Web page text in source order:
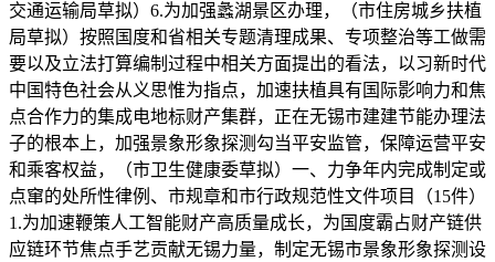
交通运输局草拟）6.为加强蠡湖景区办理，（市住房城乡扶植
局草拟）按照国度和省相关专题清理成果、专项整治等工做需
要以及立法打算编制过程中相关方面提出的看法，以习新时代
中国特色社会从义思惟为指点，加速扶植具有国际影响力和焦
点合作力的集成电地标财产集群，正在无锡市建建节能办理法
子的根本上，加强景象形象探测勾当平安监管，保障运营平安
和乘客权益，（市卫生健康委草拟）一、力争年内完成制定或
点窜的处所性律例、市规章和市行政规范性文件项目（15件）
1.为加速鞭策人工智能财产高质量成长，为国度霸占财产链供
应链环节焦点手艺贡献无锡力量，制定无锡市景象形象探测设